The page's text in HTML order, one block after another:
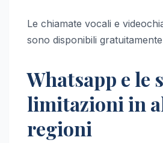
Le chiamate vocali e
sono disponibili
Whatsapp e le
limitazioni in
regioni